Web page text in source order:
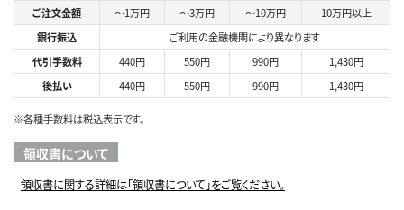
ご注文金額 ～1万円 ～3万円 ～10万円
10万円以上
銀行振込
ご利用の金融機関により異なります
代引手数料
440円 550円 990円
1,430円
後払い
440円 550円 990円 1,430円
※各種手数料は税込表示です。
領収書について
領収書に関する詳細は「領収書について」をご覧ください。